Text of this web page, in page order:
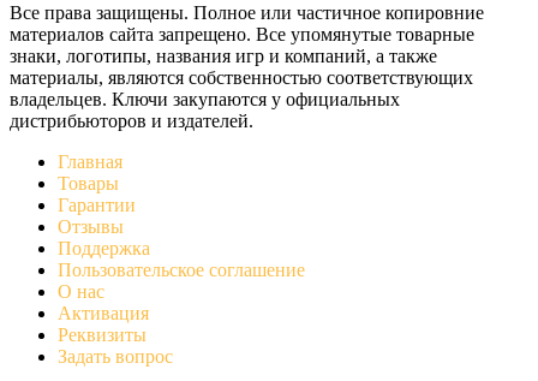
Все права защищены. Полное или частичное копировние
материалов сайта запрещено. Все упомянутые товарные
знаки, логотипы, названия игр и компаний, а также
материалы, являются собственностью соответствующих
владельцев. Ключи закупаются у официальных
дистрибьюторов и издателей.
Главная
Товары
Гарантии
Отзывы
Поддержка
Пользовательское соглашение
О нас
Активация
Реквизиты
Задать вопрос